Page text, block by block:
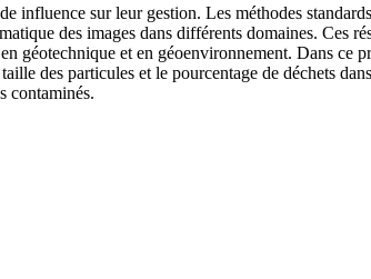
influence sur leur gestion. Les méthodes
des images dans différents domaines. Ces
géotechnique et en géoenvironnement. Dans ce
des particules et le pourcentage de déchets
contaminés.